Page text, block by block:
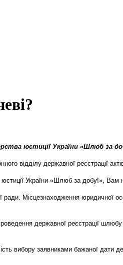
юстиції України «Шлюб за
відділу державної реєстрації
України «Шлюб за добу!», Вам
ради. Місцезнаходження юридичної
державної реєстрації
вибору заявниками бажаної дати